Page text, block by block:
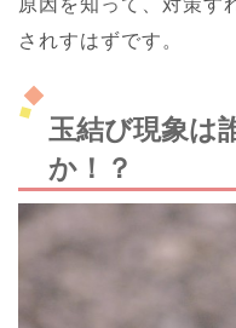
されすはずです。
玉結び現象は
か！？